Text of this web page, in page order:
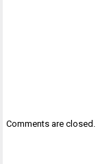
Comments are closed.